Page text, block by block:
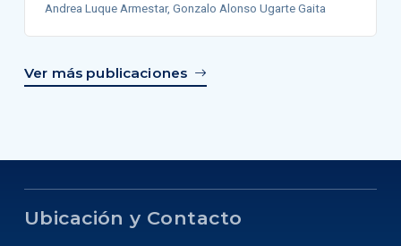
Andrea Luque Armestar, Gonzalo Alonso Ugarte Gaita
Ver más publicaciones
Ubicación y Contacto